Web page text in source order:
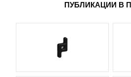
ПУБЛИКАЦИИ В